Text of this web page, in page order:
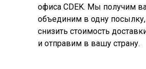
офиса CDEK. Мы получим
объединим в одну
снизить стоимость
и отправим в вашу страну.